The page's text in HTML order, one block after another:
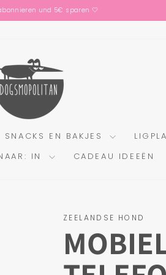
Diavoorstelling
und 5€ sparen 🤍
SNACKS EN BAKJES
IN CADEAU IDEEËN
ZEELANDSE HOND